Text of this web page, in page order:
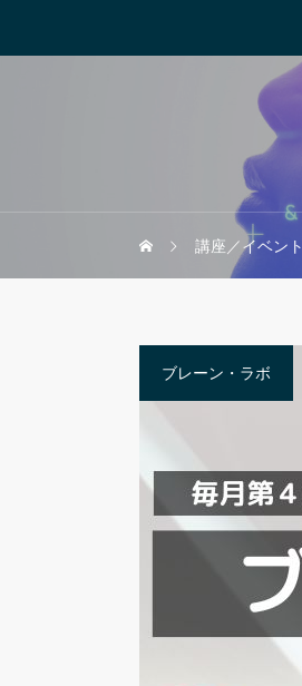
講座／イベント
ブレーン・ラボ